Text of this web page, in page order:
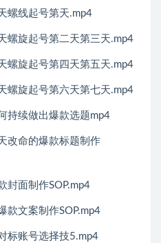
螺线起号第天.mp4
螺旋起号第二天第三天.mp4
螺旋起号第四天第五天.mp4
螺旋起号第六天第七天.mp4
持续做出爆款选题mp4
改命的爆款标题制作
封面制作SOP.mp4
款文案制作SOP.mp4
标账号选择技5.mp4